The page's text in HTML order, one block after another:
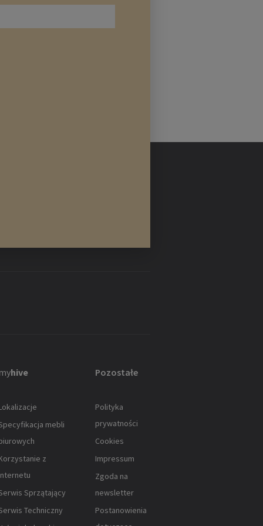
hive
mebli
z
Sprzątający
Techniczny
Pozostałe
Polityka
prywatności
Cookies
Impressum
Zgoda na
newsletter
Postanowienia